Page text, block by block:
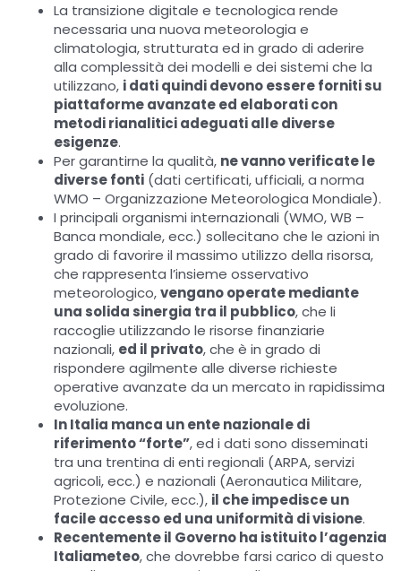
La transizione digitale e tecnologica rende
necessaria una nuova meteorologia e
climatologia, strutturata ed in grado di aderire
alla complessità dei modelli e dei sistemi che la
utilizzano, i dati quindi devono essere forniti su
piattaforme avanzate ed elaborati con
metodi rianalitici adeguati alle diverse
esigenze.
Per garantirne la qualità, ne vanno verificate le
diverse fonti (dati certificati, ufficiali, a norma
WMO – Organizzazione Meteorologica Mondiale).
I principali organismi internazionali (WMO, WB –
Banca mondiale, ecc.) sollecitano che le azioni in
grado di favorire il massimo utilizzo della risorsa,
che rappresenta l’insieme osservativo
meteorologico,vengano operate mediante
una solida sinergia tra il pubblico, che li
raccoglie utilizzando le risorse finanziarie
nazionali, ed il privato, che è in grado di
rispondere agilmente alle diverse richieste
operative avanzate da un mercato in rapidissima
evoluzione.
In Italia manca un ente nazionale di
riferimento “forte”, ed i dati sono disseminati
tra una trentina di enti regionali (ARPA, servizi
agricoli, ecc.) e nazionali (Aeronautica Militare,
Protezione Civile, ecc.), il che impedisce un
facile accesso ed una uniformità di visione.
Recentemente il Governo ha istituito l’agenzia
Italiameteo, che dovrebbe farsi carico di questo